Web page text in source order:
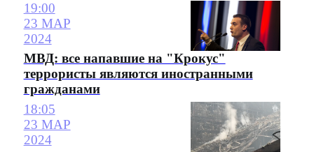
19:00
23 МАР
2024
МВД: все напавшие на "Крокус"
террористы являются иностранными
гражданами
18:05
23 МАР
2024